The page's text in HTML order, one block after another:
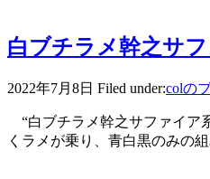
白ブチラメ幹之サ
2022年7月8日 Filed under:colの
“白ブチラメ幹之サファイア
くラメが乗り、青白黒のみの